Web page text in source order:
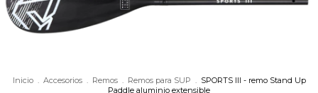
Inicio . Accesorios . Remos . Remos para SUP . SPORTS III - remo Stand Up
Paddle aluminio extensible